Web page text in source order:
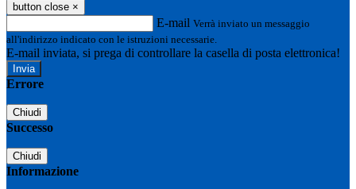
button close ×
E-mail Verrà inviato un messaggio
all'indirizzo indicato con le istruzioni necessarie.
E-mail inviata, si prega di controllare la casella di posta elettronica!
Errore
Chiudi
Successo
Chiudi
Informazione